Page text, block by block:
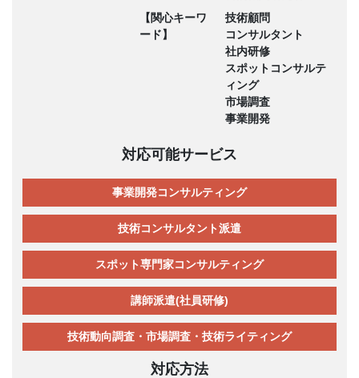
【関心キーワ
ード】
技術顧問
コンサルタント
社内研修
スポットコンサルテ
ィング
市場調査
事業開発
対応可能サービス
事業開発コンサルティング
技術コンサルタント派遣
スポット専門家コンサルティング
講師派遣(社員研修)
技術動向調査・市場調査・技術ライティング
対応方法